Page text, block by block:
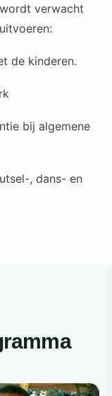
verwacht
de kinderen.
bij algemene
, dans- en